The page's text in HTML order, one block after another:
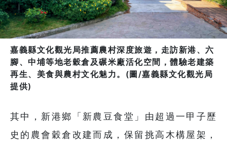
嘉義縣文化觀光局推薦農村深度旅遊，走訪新港、六
腳、中埔等地老穀倉及碾米廠活化空間，體驗老建築
再生、美食與農村文化魅力。(圖/嘉義縣文化觀光局
提供)
其中，新港鄉「新農豆食堂」由超過一甲子歷
史的農會穀倉改建而成，保留挑高木構屋架，